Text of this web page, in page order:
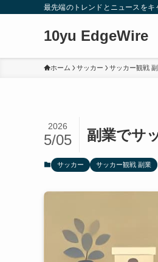
最先端のトレンドとニュースをキ
10yu EdgeWire
ホーム サッカー サッカー観戦
副業でサ
2026
5/05
サッカー サッカー観戦 副業